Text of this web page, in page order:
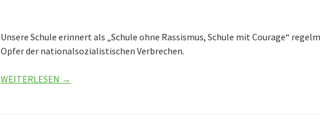
Unsere Schule erinnert als „Schule ohne Rassismus, Schule mit Courage“
Opfer der nationalsozialistischen Verbrechen.
WEITERLESEN →